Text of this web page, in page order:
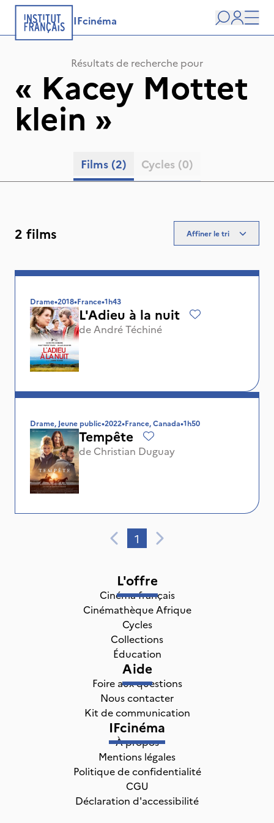
IFcinéma
user
Résultats de recherche pour
« Kacey Mottet
klein »
Films (2) Cycles (0)
2 films Affiner le tri
Drame•2018•France•1h43
L'Adieu à la nuit
de André Téchiné
Drame, Jeune public•2022•France, Canada•1h50
Tempête
de Christian Duguay
1
L'offre
Cinéma français
Cinémathèque Afrique
Cycles
Collections
Éducation
Aide
Foire aux questions
Nous contacter
Kit de communication
IFcinéma
À propos
Mentions légales
Politique de confidentialité
CGU
Déclaration d'accessibilité